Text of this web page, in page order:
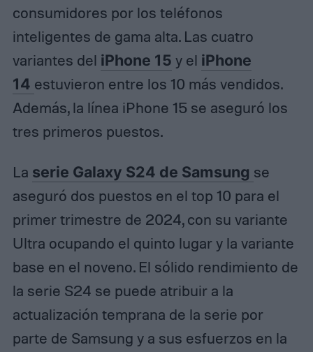
consumidores por los teléfonos
inteligentes de gama alta. Las cuatro
variantes del iPhone 15 y el iPhone
14 estuvieron entre los 10 más vendidos.
Además, la línea iPhone 15 se aseguró los
tres primeros puestos.
La serie Galaxy S24 de Samsung se
aseguró dos puestos en el top 10 para el
primer trimestre de 2024, con su variante
Ultra ocupando el quinto lugar y la variante
base en el noveno. El sólido rendimiento de
la serie S24 se puede atribuir a la
actualización temprana de la serie por
parte de Samsung y a sus esfuerzos en la